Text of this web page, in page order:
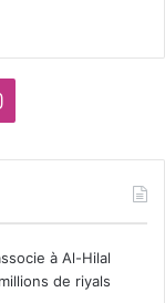
I
t
a